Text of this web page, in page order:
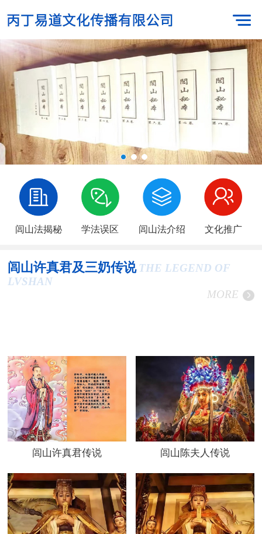
闾山法揭秘 学法误区 闾山法介绍 文化推广
闾山许真君及三奶传说 THE LEGEND OF
LVSHAN
MORE
闾山许真君传说 闾山陈夫人传说